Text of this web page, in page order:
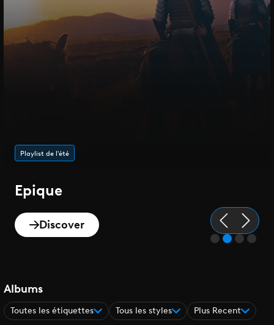
Playlist de l'été
Epique
Discover
Albums
Toutes les étiquettes Tous les styles Plus Recent